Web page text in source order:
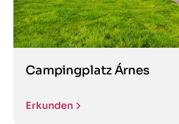
Campingplatz Árnes
Erkunden